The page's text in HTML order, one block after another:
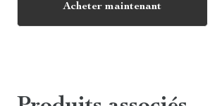
Acheter maintenant